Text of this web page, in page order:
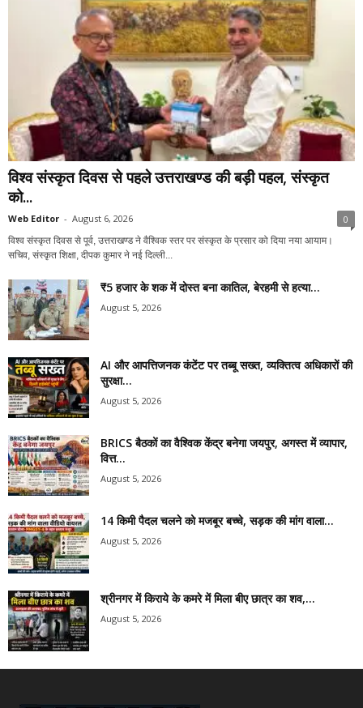
विश्व संस्कृत दिवस से पहले उत्तराखण्ड की बड़ी पहल, संस्कृत
को...
Web Editor - August 6, 2026 0
विश्व संस्कृत दिवस से पूर्व, उत्तराखण्ड ने वैश्विक स्तर पर संस्कृत के प्रसार को दिया नया आयाम।
सचिव, संस्कृत शिक्षा, दीपक कुमार ने नई दिल्ली...
₹5 हजार के शक में दोस्त बना कातिल, बेरहमी से हत्या...
August 5, 2026
AI और आपत्तिजनक कंटेंट पर तब्बू सख्त, व्यक्तित्व अधिकारों की
सुरक्षा...
August 5, 2026
BRICS बैठकों का वैश्विक केंद्र बनेगा जयपुर, अगस्त में व्यापार,
वित्त...
August 5, 2026
14 किमी पैदल चलने को मजबूर बच्चे, सड़क की मांग वाला...
August 5, 2026
श्रीनगर में किराये के कमरे में मिला बीए छात्र का शव,...
August 5, 2026